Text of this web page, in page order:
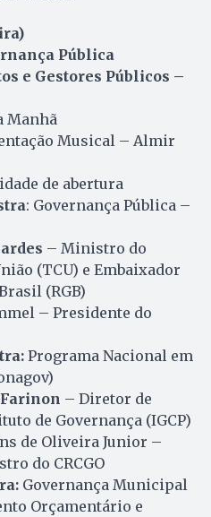
Pública
e Gestores Públicos –
Manhã
Musical – Almir
de abertura
: Governança Pública –
– Ministro do
(TCU) e Embaixador
(RGB)
– Presidente do
Programa Nacional em
– Diretor de
de Governança (IGCP)
de Oliveira Junior –
do CRCGO
Governança Municipal
Orçamentário e